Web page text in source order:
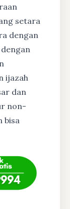
setara
dengan
dengan
ijazah
dan
non-
bisa